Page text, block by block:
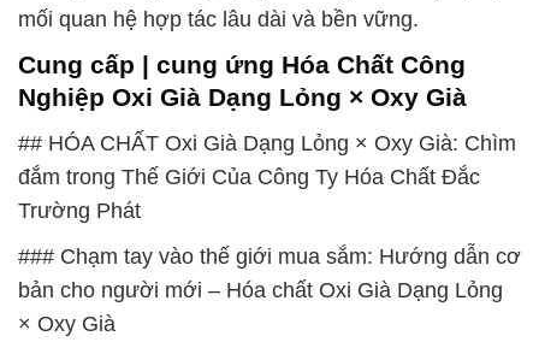
mối quan hệ hợp tác lâu dài và bền vững.
Cung cấp | cung ứng Hóa Chất Công
Nghiệp Oxi Già Dạng Lỏng × Oxy Già
## HÓA CHẤT Oxi Già Dạng Lỏng × Oxy Già: Chìm
đắm trong Thế Giới Của Công Ty Hóa Chất Đắc
Trường Phát
### Chạm tay vào thế giới mua sắm: Hướng dẫn cơ
bản cho người mới – Hóa chất Oxi Già Dạng Lỏng
× Oxy Già